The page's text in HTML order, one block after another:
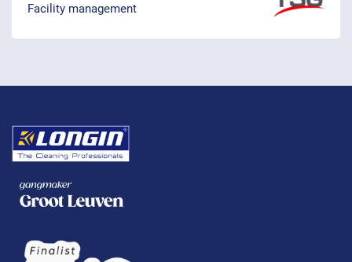
Facility management